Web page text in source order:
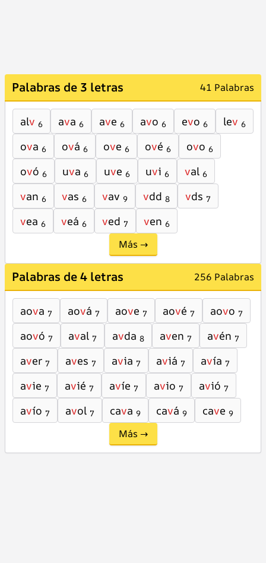
Palabras de 3 letras 41 Palabras
alv 6 ava 6 ave 6 avo 6 evo 6 lev 6
ova 6 ová 6 ove 6 ové 6 ovo 6
ovó 6 uva 6 uve 6 uvi 6 val 6
van 6 vas 6 vav 9 vdd 8 vds 7
vea 6 veá 6 ved 7 ven 6
Más →
Palabras de 4 letras 256 Palabras
aova 7 aová 7 aove 7 aové 7 aovo 7
aovó 7 aval 7 avda 8 aven 7 avén 7
aver 7 aves 7 avia 7 aviá 7 avía 7
avie 7 avié 7 avíe 7 avio 7 avió 7
avío 7 avol 7 cava 9 cavá 9 cave 9
Más →